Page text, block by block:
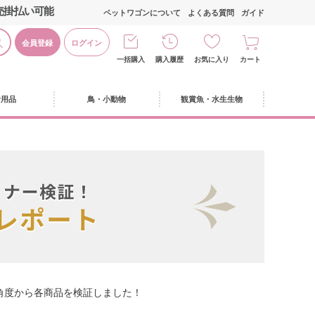
掛払い可能
会員登録 ログイン
ペットワゴンについて よくある質問 ガイド
一括購入 購入履歴 お気に入り カート
品 鳥・小動物 観賞魚・水生生物
から各商品を検証しました！